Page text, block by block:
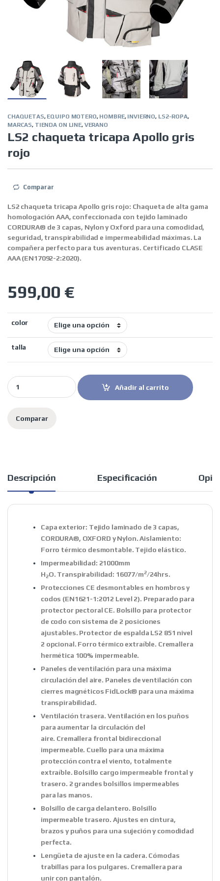
CHAQUETAS, EQUIPO MOTERO, HOMBRE, INVIERNO, LS2-ROPA,
MARCAS, TIENDA ON LINE, VERANO
LS2 chaqueta tricapa Apollo gris
rojo
Comparar
LS2 chaqueta tricapa Apollo gris rojo: Chaqueta de alta gama
homologación AAA, confeccionada con tejido laminado
CORDURA® de 3 capas, Nylon y Oxford para una comodidad,
seguridad, transpirabilidad e impermeabilidad máximas. La
compañera perfecto para tus aventuras. Certificado CLASE
AAA (EN17092-2:2020).
599,00 €
color
talla
LS2 chaqueta tricapa Apollo gris rojo quantity
Añadir al carrito
Comparar
Descripción Especificación
Capa exterior: Tejido laminado de 3 capas,
CORDURA®, OXFORD y Nylon.Aislamiento:
Forro térmico desmontable. Tejido elástico.
Impermeabilidad: 21000mm
H2O. Transpirabilidad: 16077/m2/24hrs.
Protecciones CE desmontables en hombros y
codos (EN1621-1:2012 Level 2). Preparado para
protector pectoral CE. Bolsillo para protector
de codo con sistema de 2 posiciones
ajustables. Protector de espalda LS2 851 nivel
2 opcional. Forro térmico extraíble. Cremallera
hermética 100% impermeable.
Paneles de ventilación para una máxima
circulación del aire. Paneles de ventilación con
cierres magnéticos FidLock® para una máxima
transpirabilidad.
Ventilación trasera. Ventilación en los puños
para aumentar la circulación del
aire. Cremallera frontal bidireccional
impermeable. Cuello para una máxima
protección contra el viento, totalmente
extraíble. Bolsillo cargo impermeable frontal y
trasero. 2 grandes bolsillos impermeables
para las manos.
Bolsillo de carga delantero. Bolsillo
impermeable trasero. Ajustes en cintura,
brazos y puños para una sujeción y comodidad
perfecta.
Lengüeta de ajuste en la cadera. Cómodas
trabillas para los pulgares. Cremallera para
unir con pantalón.